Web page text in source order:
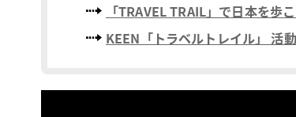
「TRAVEL TRAIL」で日本を歩
KEEN「トラベルトレイル」 活